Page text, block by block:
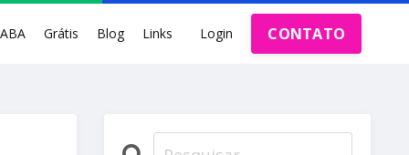
Grátis Blog Links Login CONTATO